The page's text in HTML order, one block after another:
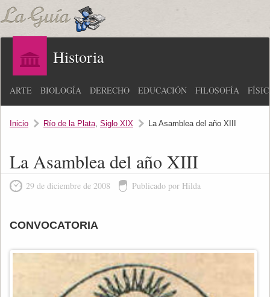
Historia
ARTE BIOLOGÍA DERECHO EDUCACIÓN FILOSOFÍA
Inicio Río de la Plata, Siglo XIX La Asamblea del año XIII
La Asamblea del año XIII
29 de diciembre de 2008 Publicado por Hilda
CONVOCATORIA